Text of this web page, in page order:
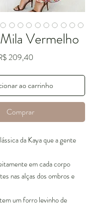
Vermelho
209,40
ao carrinho
Comprar
da Kaya que a gente
em cada corpo
nas alças dos ombros e
um forro levinho de